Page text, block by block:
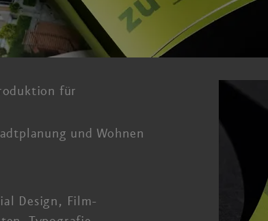
für
und Wohnen
Design, Film­